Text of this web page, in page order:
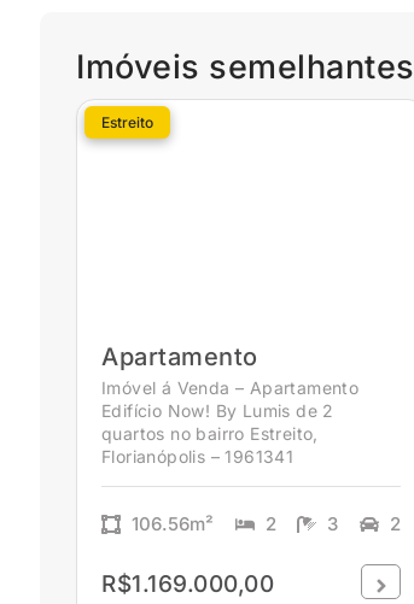
Imóveis semelhantes
Estreito
Apartamento
Imóvel á Venda – Apartamento
Edifício Now! By Lumis de 2
quartos no bairro Estreito,
Florianópolis – 1961341
106.56m² 2 3 2
R$1.169.000,00